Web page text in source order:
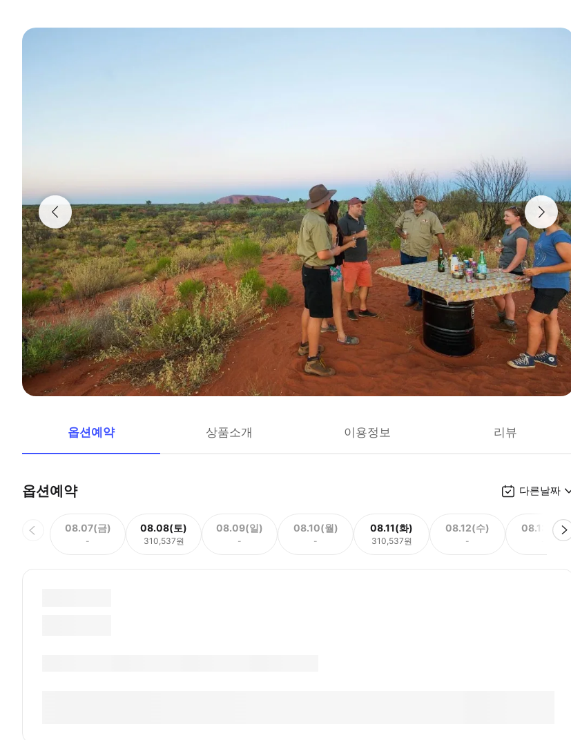
옵션예약 상품소개 이용정보 리뷰
옵션예약 다른날짜
08.07(금)
-
08.08(토)
310,537원
08.09(일)
-
08.10(월)
-
08.11(화)
310,537원
08.12(수)
-
08.13(목)